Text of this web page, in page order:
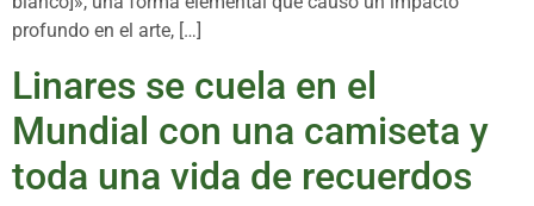
profundo en el arte, […]
Linares se cuela en el
Mundial con una camiseta y
toda una vida de recuerdos